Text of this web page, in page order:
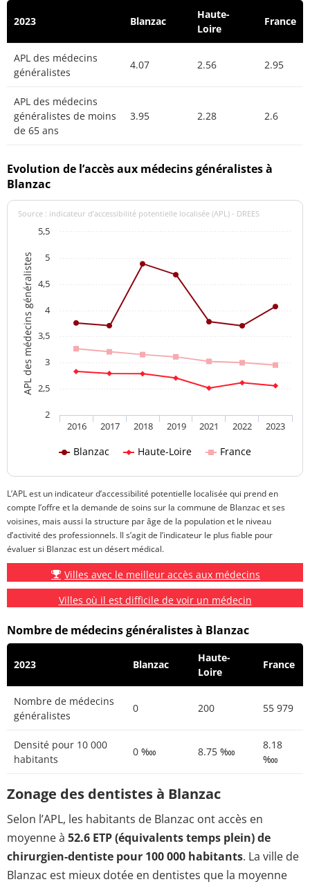
2023 Blanzac
Haute-
Loire
France
APL des médecins
généralistes
4.07 2.56 2.95
APL des médecins
généralistes de moins
de 65 ans
3.95 2.28 2.6
Evolution de l’accès aux médecins généralistes à
Blanzac
APL des médecins généralistes
Source : indicateur d’accessibilité potentielle localisée (APL) - DREES
Blanzac Haute-Loire France
2016 2017 2018 2019 2021 2022 2023
2
2,5
3
3,5
4
4,5
5
5,5
L’APL est un indicateur d’accessibilité potentielle localisée qui prend en
compte l’offre et la demande de soins sur la commune de Blanzac et ses
voisines, mais aussi la structure par âge de la population et le niveau
d’activité des professionnels. Il s’agit de l’indicateur le plus fiable pour
évaluer si Blanzac est un désert médical.
Villes avec le meilleur accès aux médecins
Villes où il est difficile de voir un médecin
Nombre de médecins généralistes à Blanzac
2023 Blanzac
Haute-
Loire
France
Nombre de médecins
généralistes
0 200 55 979
Densité pour 10 000
habitants
0 ‱ 8.75 ‱
8.18
‱
Zonage des dentistes à Blanzac
Selon l’APL, les habitants de Blanzac ont accès en
moyenne à 52.6 ETP (équivalents temps plein) de
chirurgien-dentiste pour 100 000 habitants. La ville de
Blanzac est mieux dotée en dentistes que la moyenne